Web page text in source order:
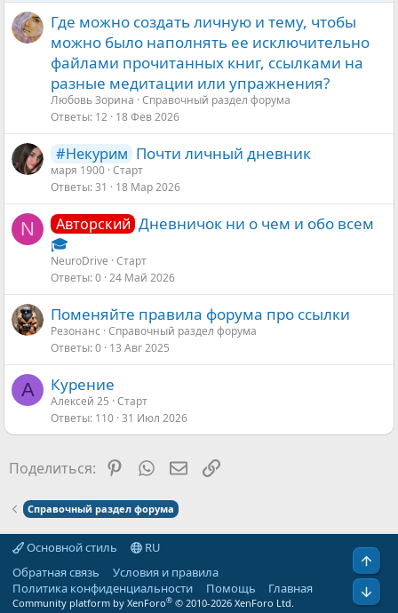
Где можно создать личную и тему, чтобы
можно было наполнять ее исключительно
файлами прочитанных книг, ссылками на
разные медитации или упражнения?
Любовь Зорина Справочный раздел форума
Ответы 12 18 Фев 2026
#Некурим Почти личный дневник
маря 1900 Старт
Ответы 31 18 Мар 2026
N Авторский Дневничок ни о чем и обо всем
🎓
NeuroDrive Старт
Ответы 0 24 Май 2026
Поменяйте правила форума про ссылки
Резонанс Справочный раздел форума
Ответы 0 13 Авг 2025
А Курение
Алексей 25 Старт
Ответы 110 31 Июл 2026
Поделиться: Pinterest
WhatsAppЭлектронная почта
Ссылка
Справочный раздел форума
Основной стиль
RU
Обратная связь
Условия и правила
Политика конфиденциальности
Помощь Главная
Community platform by XenForo® © 2010-2026 XenForo Ltd.